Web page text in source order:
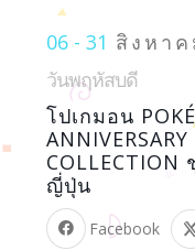
06 - 31 สิงหาค
วันพฤหัสบดี
โปเกมอน
ญี่ปุ่น
Facebook